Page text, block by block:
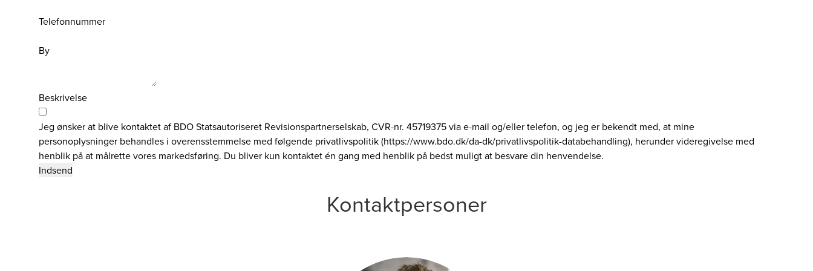
Telefonnummer
By
Beskrivelse
Jeg ønsker at blive kontaktet af BDO Statsautoriseret Revisionspartnerselskab, CVR-nr. 45719375 via e-mail og/eller telefon, og jeg er bekendt med, at mine
personoplysninger behandles i overensstemmelse med følgende privatlivspolitik (https://www.bdo.dk/da-dk/privatlivspolitik-databehandling), herunder videregivelse med
henblik på at målrette vores markedsføring. Du bliver kun kontaktet én gang med henblik på bedst muligt at besvare din henvendelse.
Kontaktpersoner